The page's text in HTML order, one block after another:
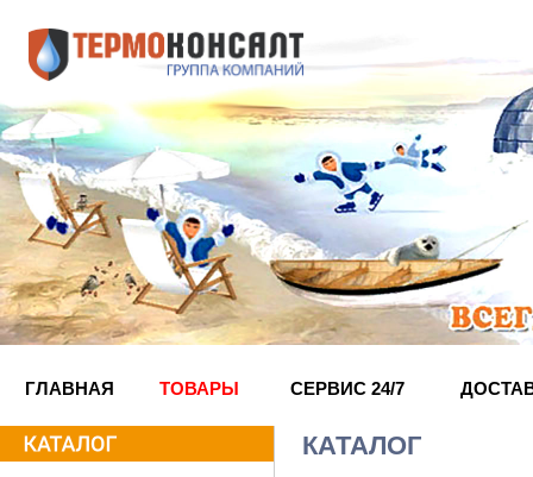
ГЛАВНАЯ ТОВАРЫ СЕРВИС 24/7
КАТАЛОГ